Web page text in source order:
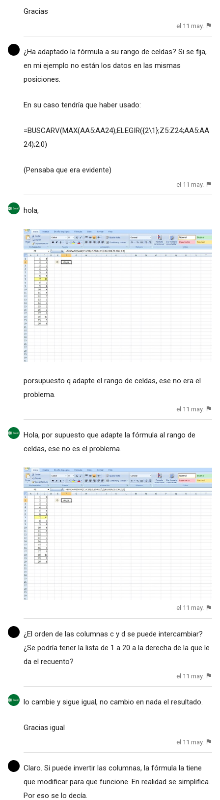
Gracias
el 11 may.
¿Ha adaptado la fórmula a su rango de celdas? Si se fija,
en mi ejemplo no están los datos en las mismas
posiciones.
En su caso tendría que haber usado:
=BUSCARV(MAX(AA5:AA24);ELEGIR({2\1};Z5:Z24;AA5:AA
24);2;0)
(Pensaba que era evidente)
el 11 may.
hola,
porsupuesto q adapte el rango de celdas, ese no era el
problema.
el 11 may.
Hola, por supuesto que adapte la fórmula al rango de
celdas, ese no es el problema.
el 11 may.
¿El orden de las columnas c y d se puede intercambiar?
¿Se podría tener la lista de 1 a 20 a la derecha de la que le
da el recuento?
el 11 may.
lo cambie y sigue igual, no cambio en nada el resultado.
Gracias igual
el 11 may.
Claro. Si puede invertir las columnas, la fórmula la tiene
que modificar para que funcione. En realidad se simplifica.
Por eso se lo decía.